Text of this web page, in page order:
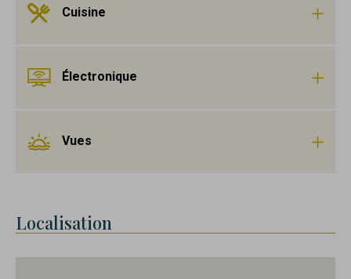
Cuisine
Électronique
Vues
Localisation